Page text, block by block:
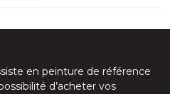
en peinture de référence
d’acheter vos